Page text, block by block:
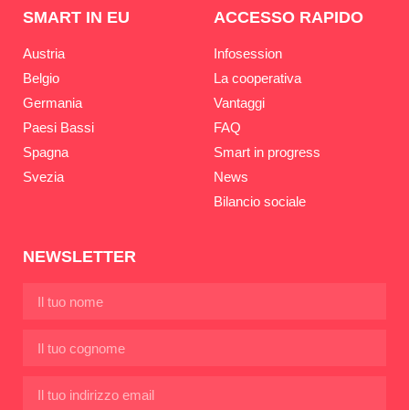
SMART IN EU
Austria
Belgio
Germania
Paesi Bassi
Spagna
Svezia
ACCESSO RAPIDO
Infosession
La cooperativa
Vantaggi
FAQ
Smart in progress
News
Bilancio sociale
NEWSLETTER